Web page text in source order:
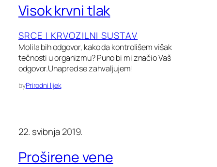
Visok krvni tlak
SRCE I KRVOZILNI SUSTAV
Molila bih odgovor, kako da kontrolišem višak
tečnosti u organizmu? Puno bi mi značio Vaš
odgovor.Unapred se zahvaljujem!
byPrirodni lijek
22. svibnja 2019.
Proširene vene